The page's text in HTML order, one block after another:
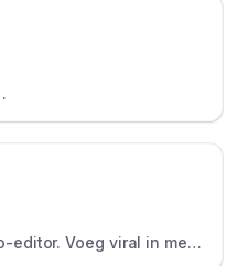
beginners en
editor. Voeg viral in meer